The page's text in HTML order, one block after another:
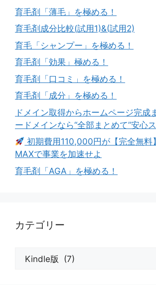
育毛剤「薄毛」を極める！
育毛剤成分比較(試用1)&(試用2)
育毛「シャンプー」を極める！
育毛剤「効果」極める！
育毛剤「口コミ」を極める！
育毛剤「成分」を極める！
ドメイン取得からホームページ完成
ードメインなら“全部まとめて”安心
初期費用110,000円が【完全無料
MAXで事業を加速せよ
育毛剤「AGA」を極める！
カテゴリー